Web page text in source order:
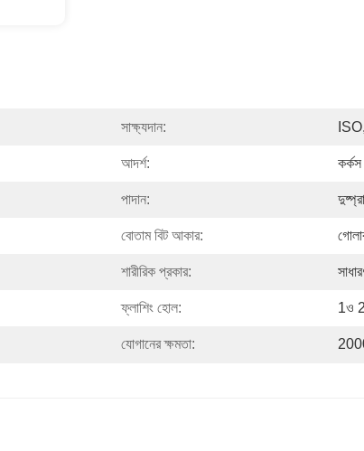
সাক্ষ্যদান:
আদর্শ: কর্কস
পাদান:
বোতাম বিট আকার:
শারীরিক প্রকার:
ফ্লাশিং হোল: 1ও 2
যোগানের ক্ষমতা: